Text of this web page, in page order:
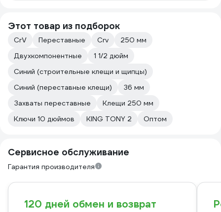
Этот товар из подборок
CrV Переставные Crv
250 мм
Двухкомпонентные
1 1/2 дюйм
Синий (строительные клещи и щипцы)
Синий (переставные клещи)
36 мм
Захваты переставные
Клещи 250 мм
Ключи 10 дюймов
KING TONY 2 Оптом
Сервисное обслуживание
Гарантия производителя
120 дней обмен и возврат